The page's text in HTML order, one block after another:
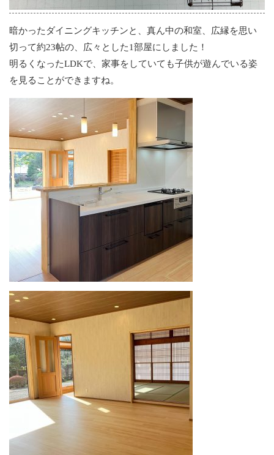
暗かったダイニングキッチンと、真ん中の和室、広縁を思い
切って約23帖の、広々とした1部屋にしました！
明るくなったLDKで、家事をしていても子供が遊んでいる姿
を見ることができますね。